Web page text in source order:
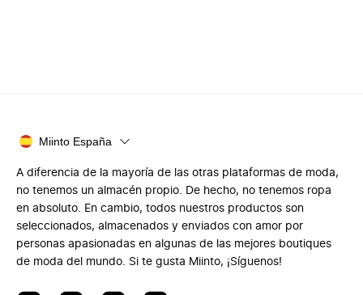
Miinto España
A diferencia de la mayoría de las otras plataformas de moda,
no tenemos un almacén propio. De hecho, no tenemos ropa
en absoluto. En cambio, todos nuestros productos son
seleccionados, almacenados y enviados con amor por
personas apasionadas en algunas de las mejores boutiques
de moda del mundo. Si te gusta Miinto, ¡Síguenos!